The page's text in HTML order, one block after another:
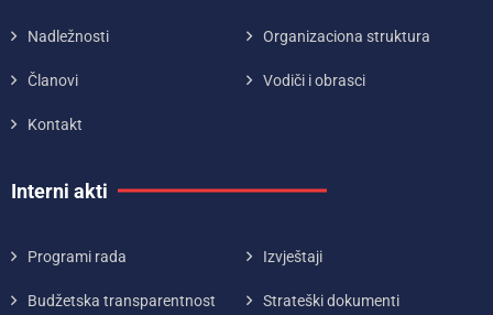
Nadležnosti Organizaciona struktura
Članovi Vodiči i obrasci
Kontakt
Interni akti
Programi rada Izvještaji
Budžetska transparentnost Strateški dokumenti